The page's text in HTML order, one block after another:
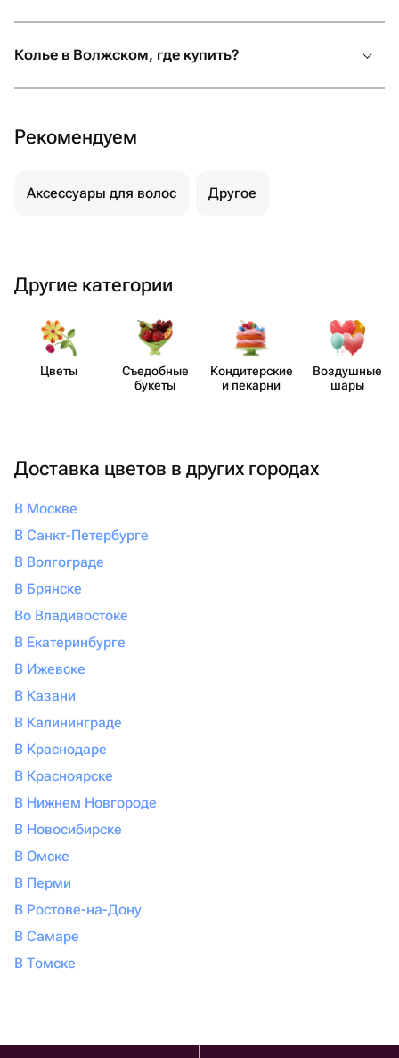
Колье в Волжском, где купить?
Рекомендуем
Аксессуары для волос Другое
Другие категории
Цветы
Съедобные
букеты
Кондит​ерские
и пекарни
Воздушные
шары
Доставка цветов в других городах
В Москве
В Санкт-Петербурге
В Волгограде
В Брянске
Во Владивостоке
В Екатеринбурге
В Ижевске
В Казани
В Калининграде
В Краснодаре
В Красноярске
В Нижнем Новгороде
В Новосибирске
В Омске
В Перми
В Ростове-на-Дону
В Самаре
В Томске